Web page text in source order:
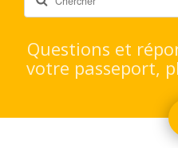
Questions et
votre passeport,